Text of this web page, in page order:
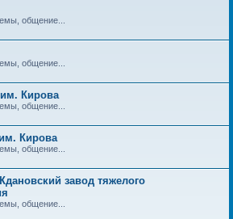
общение...
общение...
Кирова
общение...
Кирова
общение...
завод тяжелого
общение...